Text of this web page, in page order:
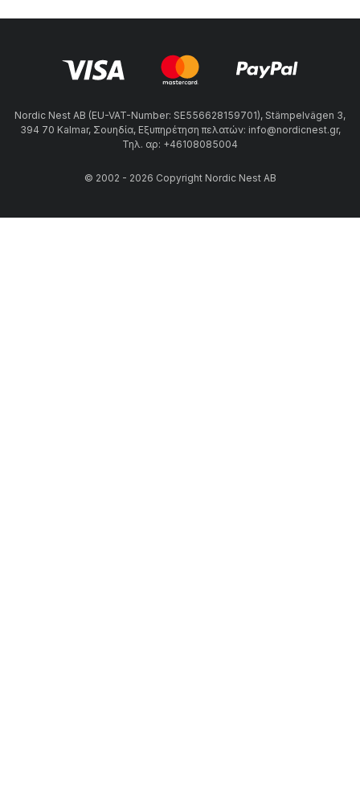
Nordic Nest AB (EU-VAT-Number: SE556628159701), Stämpelvägen 3,
394 70 Kalmar, Σουηδία, Εξυπηρέτηση πελατών: info@nordicnest.gr,
Τηλ. αρ: +46108085004
© 2002 - 2026 Copyright Nordic Nest AB